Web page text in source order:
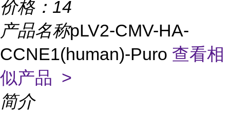
价格： 14
产品名称pLV2-CMV-HA-
CCNE1(human)-Puro 查看相
似产品 >
简介